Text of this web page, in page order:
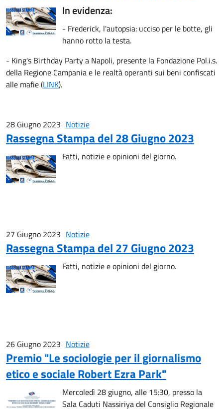
In evidenza:
- Frederick, l'autopsia: ucciso per le botte, gli
hanno rotto la testa.
- King's Birthday Party a Napoli, presente la Fondazione Pol.i.s.
della Regione Campania e le realtà operanti sui beni confiscati
alle mafie (LINK).
28 Giugno 2023 Notizie
Rassegna Stampa del 28 Giugno 2023
Fatti, notizie e opinioni del giorno.
27 Giugno 2023 Notizie
Rassegna Stampa del 27 Giugno 2023
Fatti, notizie e opinioni del giorno.
26 Giugno 2023 Notizie
Premio "Le sociologie per il giornalismo
etico e sociale Robert Ezra Park"
Mercoledì 28 giugno, alle 15:30, presso la
Sala Caduti Nassiriya del Consiglio Regionale